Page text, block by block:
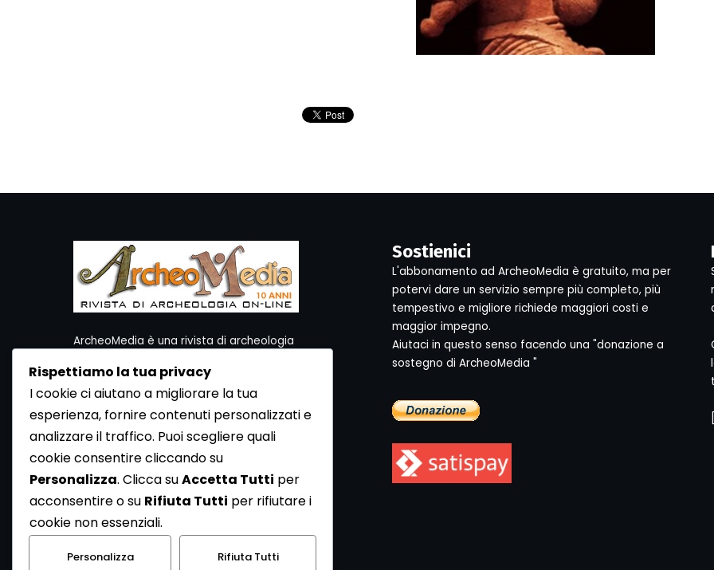
ArcheoMedia è una rivista di archeologia
Per contattare la Redazione potete utilizzare i
seguenti recapiti:
Redazione ArcheoMedia c/o Mediares S.c.
Via Gioberti 80/D - 10128 Torino
Tel 011.5806363 - Fax 011.5808561
http://www.mediares.to.it
http://www.didatticatorino.it
Sostienici
L'abbonamento ad ArcheoMedia è gratuito, ma per
potervi dare un servizio sempre più completo, più
tempestivo e migliore richiede maggiori costi e
maggior impegno.
Aiutaci in questo senso facendo una "donazione a
sostegno di ArcheoMedia "
[
Rispettiamo la tua privacy
I cookie ci aiutano a migliorare la tua
esperienza, fornire contenuti personalizzati e
analizzare il traffico. Puoi scegliere quali
cookie consentire cliccando su
Personalizza. Clicca suAccetta Tutti per
acconsentire o su Rifiuta Tutti per rifiutare i
cookie non essenziali.
Personalizza Rifiuta Tutti